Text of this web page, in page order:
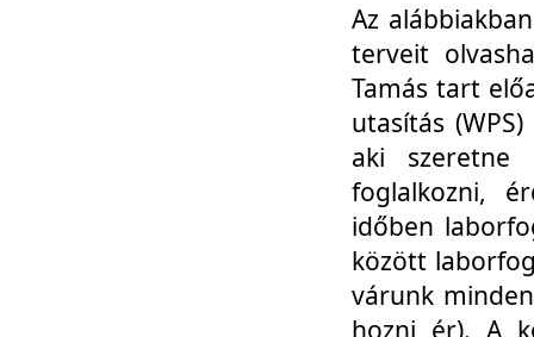
Az
terveit
Tamás tart
utasítás
aki szeretne
foglalkozni,
időben
között
várunk
hozni ér). A